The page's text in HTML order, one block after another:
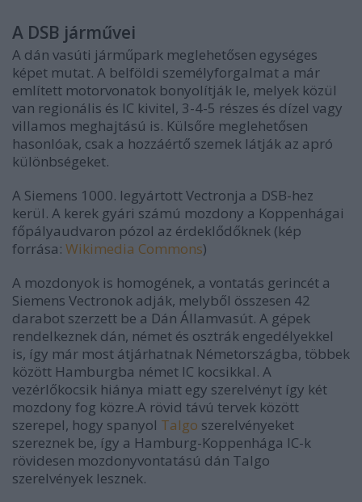
A DSB járművei
A dán vasúti járműpark meglehetősen egységes
képet mutat. A belföldi személyforgalmat a már
említett motorvonatok bonyolítják le, melyek közül
van regionális és IC kivitel, 3-4-5 részes és dízel vagy
villamos meghajtású is. Külsőre meglehetősen
hasonlóak, csak a hozzáértő szemek látják az apró
különbségeket.
A Siemens 1000. legyártott Vectronja a DSB-hez
kerül. A kerek gyári számú mozdony a Koppenhágai
főpályaudvaron pózol az érdeklődőknek (kép
forrása: Wikimedia Commons)
A mozdonyok is homogének, a vontatás gerincét a
Siemens Vectronok adják, melyből összesen 42
darabot szerzett be a Dán Államvasút. A gépek
rendelkeznek dán, német és osztrák engedélyekkel
is, így már most átjárhatnak Németországba, többek
között Hamburgba német IC kocsikkal. A
vezérlőkocsik hiánya miatt egy szerelvényt így két
mozdony fog közre.A rövid távú tervek között
szerepel, hogy spanyol Talgo szerelvényeket
szereznek be, így a Hamburg-Koppenhága IC-k
rövidesen mozdonyvontatású dán Talgo
szerelvények lesznek.